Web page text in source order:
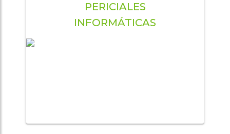
PERICIALES
INFORMÁTICAS